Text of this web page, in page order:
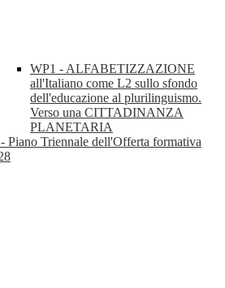
WP1 - ALFABETIZZAZIONE
all'Italiano come L2 sullo sfondo
dell'educazione al plurilinguismo.
Verso una CITTADINANZA
PLANETARIA
Piano Triennale dell'Offerta formativa